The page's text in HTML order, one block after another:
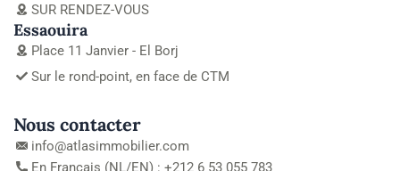
SUR RENDEZ-VOUS
Essaouira
Place 11 Janvier - El Borj
Sur le rond-point, en face de CTM
Nous contacter
info@atlasimmobilier.com
En Français (NL/EN) : +212 6 53 055 783